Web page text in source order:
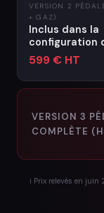
VERSION 2
+ GAZ)
Inclus dans la
configuration
599 € HT
VERSION 3
COMPLÈTE
ℹ️ Prix relevés en